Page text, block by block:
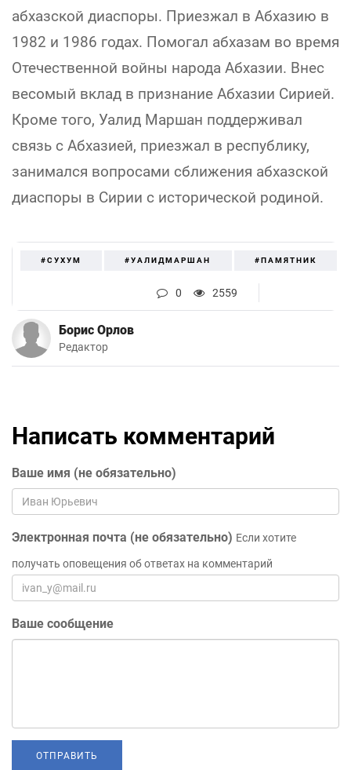
абхазской диаспоры. Приезжал в Абхазию в
1982 и 1986 годах. Помогал абхазам во время
Отечественной войны народа Абхазии. Внес
весомый вклад в признание Абхазии Сирией.
Кроме того, Уалид Маршан поддерживал
связь с Абхазией, приезжал в республику,
занимался вопросами сближения абхазской
диаспоры в Сирии с исторической родиной.
#СУХУМ #УАЛИДМАРШАН #ПАМЯТНИК
0 2559
Борис Орлов
Редактор
Написать комментарий
Ваше имя (не обязательно)
Электронная почта (не обязательно) Если хотите
получать оповещения об ответах на комментарий
Ваше сообщение